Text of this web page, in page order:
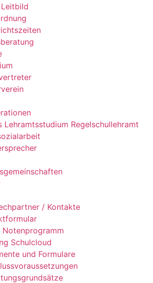
Lehramtsstudium Regelschullehramt
/ Kontakte
Notenprogramm
Schulcloud
und Formulare